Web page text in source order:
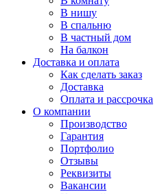
В нишу
В спальню
В частный дом
На балкон
Доставка и оплата
Как сделать заказ
Доставка
Оплата и рассрочка
О компании
Производство
Гарантия
Портфолио
Отзывы
Реквизиты
Вакансии